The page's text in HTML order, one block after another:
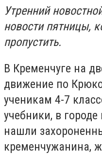
Утренний
новости пятницы,
пропустить.
В Кременчуге на
движение по
ученикам 4-7
учебники, в
нашли
кременчужанина,